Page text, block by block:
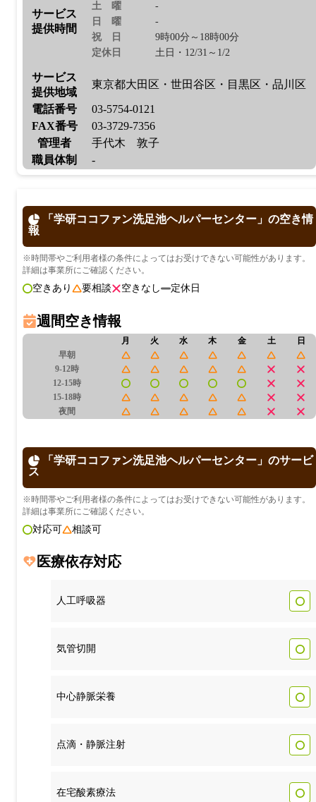
サービス
提供時間
土曜
-
日曜
-
祝日
9時00分～18時00分
定休日
土日・12/31～1/2
サービス
提供地域
東京都大田区・世田谷区・目黒区・品川区
電話番号
03-5754-0121
FAX番号
03-3729-7356
管理者
手代木 敦子
職員体制
-
「学研ココファン洗足池ヘルパーセンター」の空き情
報
※時間帯やご利用者様の条件によってはお受けできない可能性があります。
詳細は事業所にご確認ください。
空きあり 要相談 空きなし 定休日
週間空き情報
月 火 水 木 金 土
日
早朝
9-12時
12-15時
15-18時
夜間
「学研ココファン洗足池ヘルパーセンター」のサービ
ス
※時間帯やご利用者様の条件によってはお受けできない可能性があります。
詳細は事業所にご確認ください。
対応可 相談可
医療依存対応
人工呼吸器
気管切開
中心静脈栄養
点滴・静脈注射
在宅酸素療法